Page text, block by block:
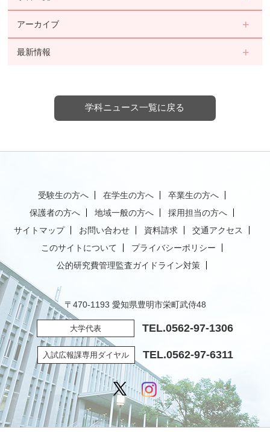
アーカイブ
最新情報
学科ニュース一覧に戻る
受験生の方へ 在学生の方へ
卒業生の方へ
保護者の方へ
地域一般の方へ
採用担当の方へ
サイトマップ
お問い合わせ 資料請求
交通アクセス
このサイトについて
プライバシーポリシー
公的研究費管理監査ガイドライン対策
〒470-1193 愛知県豊明市栄町武侍48
大学代表 TEL.0562-97-1306
入試広報課専用ダイヤル TEL.0562-97-6311